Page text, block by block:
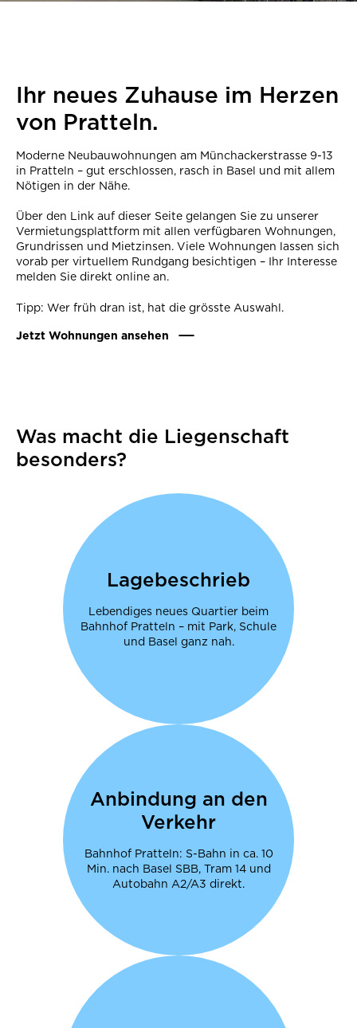
Ihr neues Zuhause im Herzen
von Pratteln.
Moderne Neubauwohnungen am Münchackerstrasse 9-13
in Pratteln – gut erschlossen, rasch in Basel und mit allem
Nötigen in der Nähe.
Über den Link auf dieser Seite gelangen Sie zu unserer
Vermietungsplattform mit allen verfügbaren Wohnungen,
Grundrissen und Mietzinsen. Viele Wohnungen lassen sich
vorab per virtuellem Rundgang besichtigen – Ihr Interesse
melden Sie direkt online an.
Tipp: Wer früh dran ist, hat die grösste Auswahl.
Jetzt Wohnungen ansehen
Was macht die Liegenschaft
besonders?
Lagebeschrieb
Lebendiges neues Quartier beim
Bahnhof Pratteln – mit Park, Schule
und Basel ganz nah.
Anbindung an den
Verkehr
Bahnhof Pratteln: S-Bahn in ca. 10
Min. nach Basel SBB, Tram 14 und
Autobahn A2/A3 direkt.